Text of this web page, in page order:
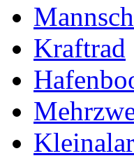
Kraftrad